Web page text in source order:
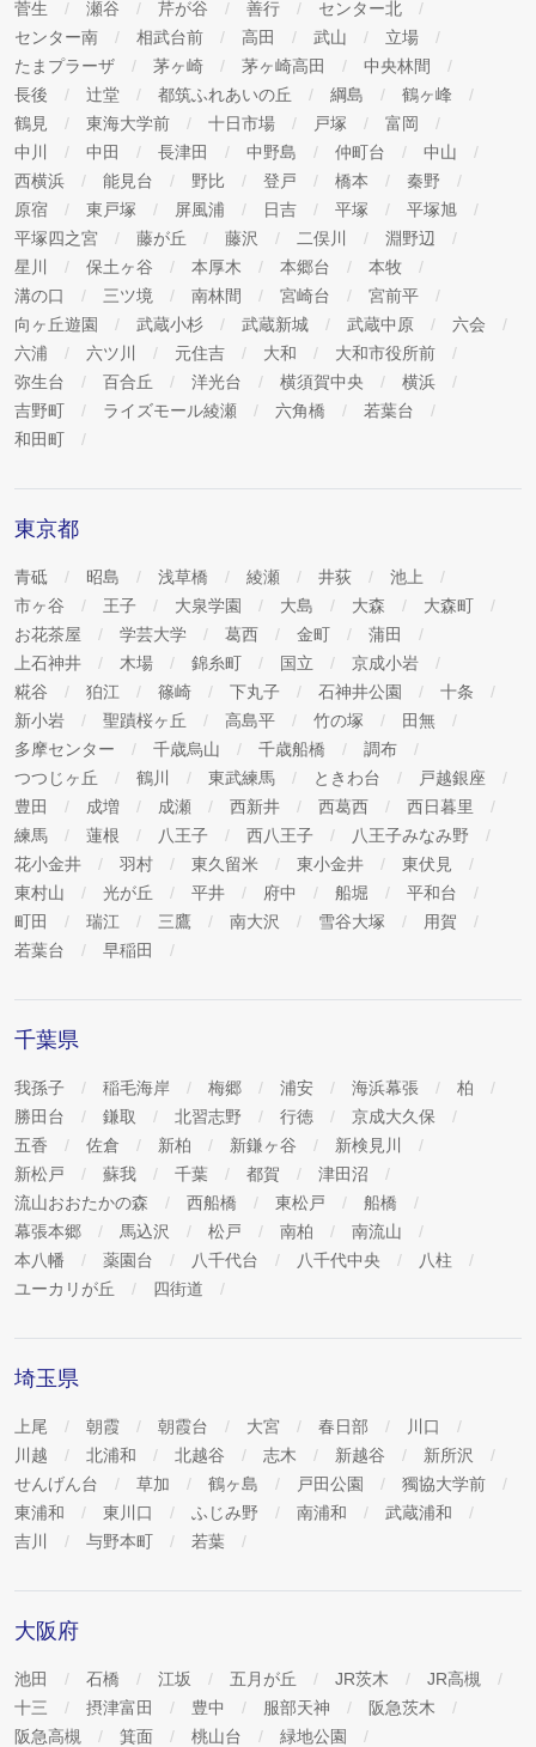
菅生 瀬谷 芹が谷 善行
センター北
センター南
相武台前 高田 武山
立場
たまプラーザ
茅ヶ崎 茅ヶ崎高田
中央林間
長後
辻堂 都筑ふれあいの丘 綱島
鶴ヶ峰
鶴見
東海大学前 十日市場 戸塚
富岡
中川
中田 長津田 中野島 仲町台
中山
西横浜
能見台 野比 登戸 橋本
秦野
原宿
東戸塚 屏風浦 日吉 平塚
平塚旭
平塚四之宮
藤が丘 藤沢 二俣川
淵野辺
星川
保土ヶ谷 本厚木 本郷台
本牧
溝の口
三ツ境 南林間 宮崎台
宮前平
向ヶ丘遊園
武蔵小杉 武蔵新城 武蔵中原
六会
六浦
六ツ川 元住吉 大和
大和市役所前
弥生台
百合丘 洋光台 横須賀中央
横浜
吉野町
ライズモール綾瀬 六角橋
若葉台
和田町
東京都
青砥 昭島 浅草橋 綾瀬 井荻
池上
市ヶ谷
王子 大泉学園 大島 大森
大森町
お花茶屋
学芸大学 葛西 金町
蒲田
上石神井
木場 錦糸町 国立
京成小岩
糀谷
狛江 篠崎 下丸子 石神井公園
十条
新小岩
聖蹟桜ヶ丘 高島平 竹の塚
田無
多摩センター
千歳烏山 千歳船橋
調布
つつじヶ丘
鶴川 東武練馬 ときわ台
戸越銀座
豊田
成増 成瀬 西新井 西葛西
西日暮里
練馬
蓮根 八王子 西八王子
八王子みなみ野
花小金井
羽村 東久留米 東小金井
東伏見
東村山
光が丘 平井 府中 船堀
平和台
町田
瑞江 三鷹 南大沢 雪谷大塚
用賀
若葉台
早稲田
千葉県
我孫子 稲毛海岸 梅郷 浦安 海浜幕張
柏
勝田台
鎌取 北習志野 行徳
京成大久保
五香
佐倉 新柏 新鎌ヶ谷
新検見川
新松戸
蘇我 千葉 都賀
津田沼
流山おおたかの森
西船橋 東松戸
船橋
幕張本郷
馬込沢 松戸 南柏
南流山
本八幡
薬園台 八千代台 八千代中央
八柱
ユーカリが丘
四街道
埼玉県
上尾 朝霞 朝霞台 大宮 春日部
川口
川越
北浦和 北越谷 志木 新越谷
新所沢
せんげん台
草加 鶴ヶ島 戸田公園
獨協大学前
東浦和
東川口 ふじみ野 南浦和
武蔵浦和
吉川
与野本町 若葉
大阪府
池田 石橋 江坂 五月が丘 JR茨木
JR高槻
十三
摂津富田 豊中 服部天神
阪急茨木
阪急高槻
箕面 桃山台 緑地公園